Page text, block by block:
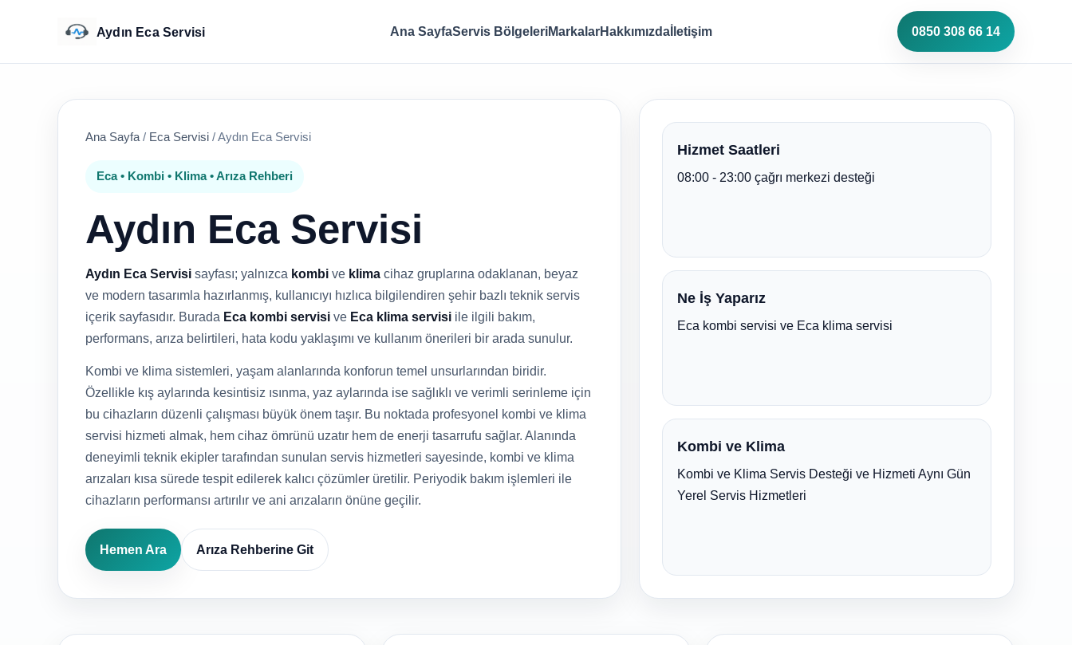
Aydın Eca Servisi Ana SayfaServis BölgeleriMarkalarHakkımızda İletişim 0850 308 66 14
Ana Sayfa / Eca Servisi /Aydın Eca Servisi
Eca • Kombi • Klima • Arıza Rehberi
Aydın Eca Servisi
Aydın Eca Servisi sayfası; yalnızca kombi ve klima cihaz gruplarına odaklanan, beyaz
ve modern tasarımla hazırlanmış, kullanıcıyı hızlıca bilgilendiren şehir bazlı teknik servis
içerik sayfasıdır. Burada Eca kombi servisi ve Eca klima servisi ile ilgili bakım,
performans, arıza belirtileri, hata kodu yaklaşımı ve kullanım önerileri bir arada sunulur.
Kombi ve klima sistemleri, yaşam alanlarında konforun temel unsurlarından biridir.
Özellikle kış aylarında kesintisiz ısınma, yaz aylarında ise sağlıklı ve verimli serinleme için
bu cihazların düzenli çalışması büyük önem taşır. Bu noktada profesyonel kombi ve klima
servisi hizmeti almak, hem cihaz ömrünü uzatır hem de enerji tasarrufu sağlar. Alanında
deneyimli teknik ekipler tarafından sunulan servis hizmetleri sayesinde, kombi ve klima
arızaları kısa sürede tespit edilerek kalıcı çözümler üretilir. Periyodik bakım işlemleri ile
cihazların performansı artırılır ve ani arızaların önüne geçilir.
Hemen Ara Arıza Rehberine Git
Hizmet Saatleri
08:00 - 23:00 çağrı merkezi desteği
Ne İş Yaparız
Eca kombi servisi ve Eca klima servisi
Kombi ve Klima
Kombi ve Klima Servis Desteği ve Hizmeti Aynı Gün
Yerel Servis Hizmetleri